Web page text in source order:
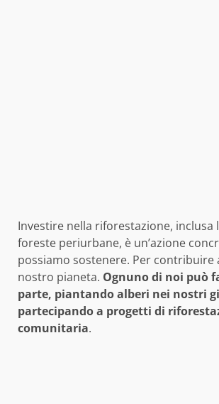
Investire nella riforestazione, inclusa
foreste periurbane, è un’azione
possiamo sostenere. Per contribuire
nostro pianeta. Ognuno di noi può
parte, piantando alberi nei nostri
partecipando a progetti di
comunitaria.